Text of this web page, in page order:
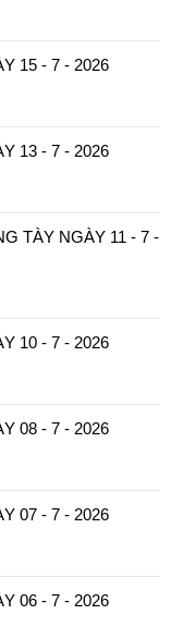
15 - 7 - 2026
13 - 7 - 2026
TÀY NGÀY 11 - 7 -
10 - 7 - 2026
08 - 7 - 2026
07 - 7 - 2026
06 - 7 - 2026